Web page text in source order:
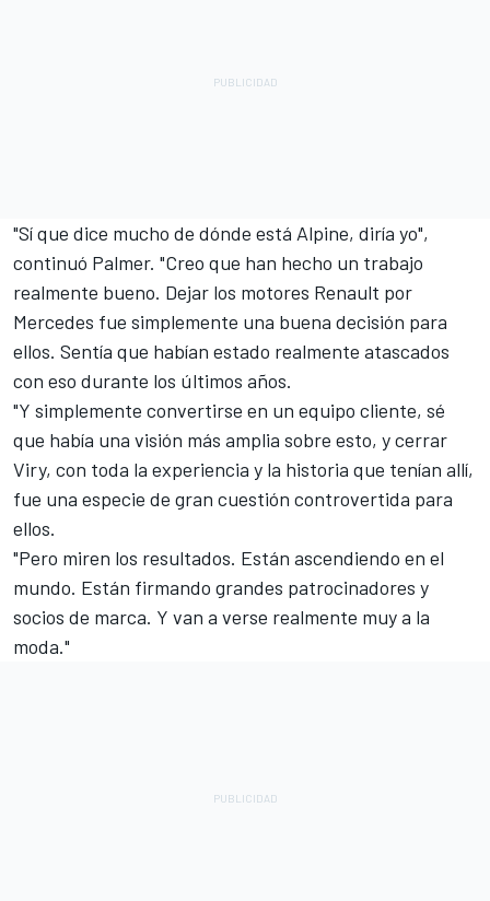
"Sí que dice mucho de dónde está Alpine, diría yo",
continuó Palmer. "Creo que han hecho un trabajo
realmente bueno. Dejar los motores Renault por
Mercedes fue simplemente una buena decisión para
ellos. Sentía que habían estado realmente atascados
con eso durante los últimos años.
"Y simplemente convertirse en un equipo cliente, sé
que había una visión más amplia sobre esto, y cerrar
Viry, con toda la experiencia y la historia que tenían allí,
fue una especie de gran cuestión controvertida para
ellos.
"Pero miren los resultados. Están ascendiendo en el
mundo. Están firmando grandes patrocinadores y
socios de marca. Y van a verse realmente muy a la
moda."